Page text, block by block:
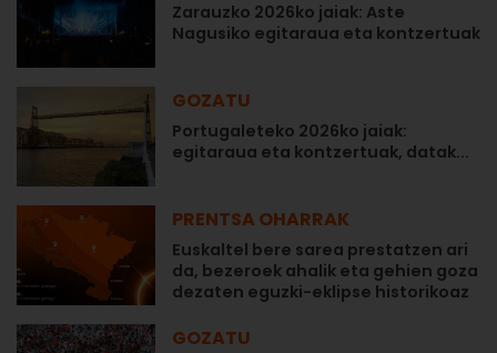
Zarauzko 2026ko jaiak: Aste
Nagusiko egitaraua eta kontzertuak
GOZATU
Portugaleteko 2026ko jaiak:
egitaraua eta kontzertuak, datak...
PRENTSA OHARRAK
Euskaltel bere sarea prestatzen ari
da, bezeroek ahalik eta gehien goza
dezaten eguzki-eklipse historikoaz
GOZATU